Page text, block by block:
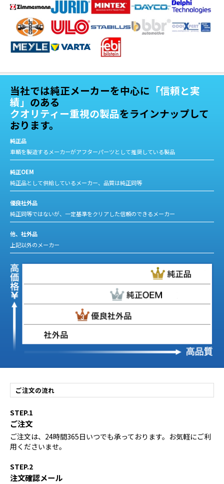
当社では純正メーカーを中心に 「信頼と実
績」 のある
クオリティー重視の製品をラインナップして
おります。
純正品
車輌を製造するメーカーがアフターパーツとして推奨している製品
純正OEM
純正品として供給しているメーカー、品質は純正同等
優良社外品
純正同等ではないが、一定基準をクリアした信頼のできるメーカー
他、社外品
上記以外のメーカー
ご注文の流れ
STEP.1
ご注文
ご注文は、24時間365日いつでも承っております。お気軽にご利
用くださいませ。
STEP.2
注文確認メール